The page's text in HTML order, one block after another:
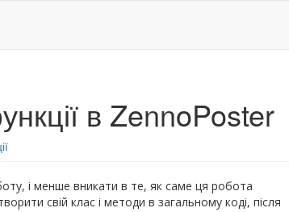
в ZennoPoster
і менше вникати в те, як саме ця робота
свій клас і методи в загальному коді, після